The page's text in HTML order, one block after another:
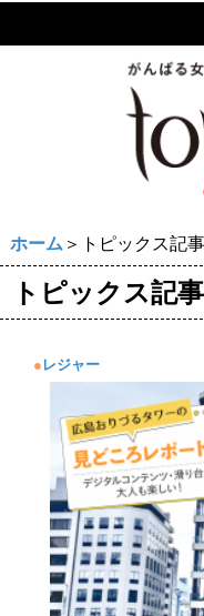
ホーム ＞トピックス記事
トピックス記事
● レジャー